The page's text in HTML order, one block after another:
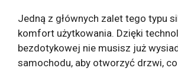
Jedną z głównych zalet tego typu
komfort użytkowania. Dzięki
bezdotykowej nie musisz już
samochodu, aby otworzyć drzwi,